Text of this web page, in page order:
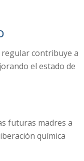
regular contribuye a
el estado de
futuras madres a
química